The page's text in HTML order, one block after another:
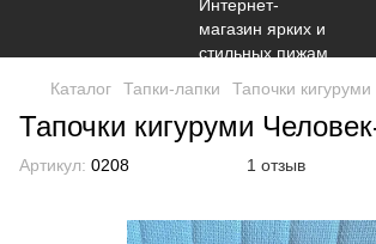
Каталог Тапки-лапки Тапочки
Тапочки кигуруми
Артикул: 0208 1 отзыв